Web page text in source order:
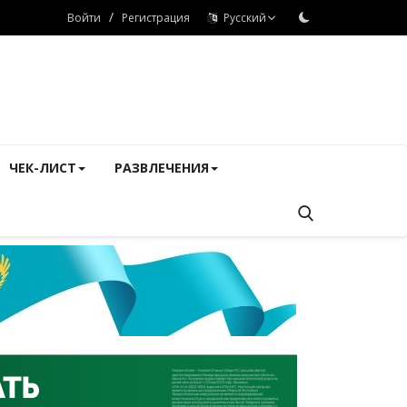
Войти / Регистрация Русский
ЧЕК-ЛИСТ РАЗВЛЕЧЕНИЯ